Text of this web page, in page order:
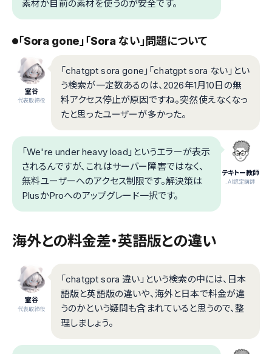
素材か自前の素材を使うのが安全です。
「Sora gone」「Sora ない」問題について
室谷
代表取締役
「chatgpt sora gone」「chatgpt sora ない」とい
う検索が一定数あるのは、2026年1月10日の無
料アクセス停止が原因ですね。突然使えなくなっ
たと思ったユーザーが多かった。
テキトー教師
.AI認定講師
「We're under heavy load」というエラーが表示
されるんですが、これはサーバー障害ではなく、
無料ユーザーへのアクセス制限です。解決策は
PlusかProへのアップグレード一択です。
海外との料金差・英語版との違い
室谷
代表取締役
「chatgpt sora 違い」という検索の中には、日本
語版と英語版の違いや、海外と日本で料金が違
うのかという疑問も含まれていると思うので、整
理しましょう。